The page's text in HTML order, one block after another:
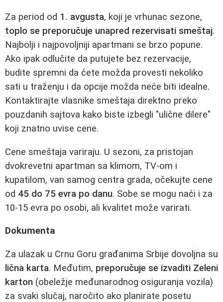
Za period od 1. avgusta, koji je vrhunac sezone,
toplo se preporučuje unapred rezervisati smeštaj.
Najbolji i najpovoljniji apartmani se brzo popune.
Ako ipak odlučite da putujete bez rezervacije,
budite spremni da ćete možda provesti nekoliko
sati u traženju i da opcije možda neće biti idealne.
Kontaktirajte vlasnike smeštaja direktno preko
pouzdanih sajtova kako biste izbegli "ulične dilere"
koji znatno uvise cene.
Cene smeštaja variraju. U sezoni, za pristojan
dvokrevetni apartman sa klimom, TV-om i
kupatilom, van samog centra grada, očekujte cene
od 45 do 75 evra po danu. Sobe se mogu naći i za
10-15 evra po osobi, ali kvalitet može varirati.
Dokumenta
Za ulazak u Crnu Goru građanima Srbije dovoljna su
lična karta. Međutim, preporučuje se izvaditi Zeleni
karton (obeležje međunarodnog osiguranja vozila)
za svaki slučaj, naročito ako planirate posetu